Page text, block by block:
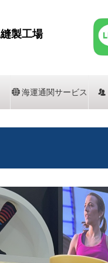
製工場
뀁 海運通関サービス 뀡